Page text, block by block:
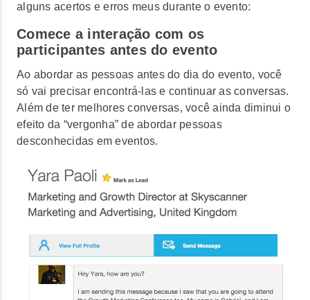
alguns acertos e erros meus durante o evento:
Comece a interação com os
participantes antes do evento
Ao abordar as pessoas antes do dia do evento, você
só vai precisar encontrá-las e continuar as conversas.
Além de ter melhores conversas, você ainda diminui o
efeito da “vergonha” de abordar pessoas
desconhecidas em eventos.